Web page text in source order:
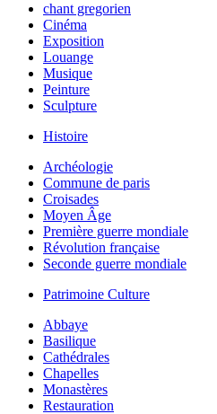
chant gregorien
Cinéma
Exposition
Louange
Musique
Peinture
Sculpture
Histoire
Archéologie
Commune de paris
Croisades
Moyen Âge
Première guerre mondiale
Révolution française
Seconde guerre mondiale
Patrimoine Culture
Abbaye
Basilique
Cathédrales
Chapelles
Monastères
Restauration